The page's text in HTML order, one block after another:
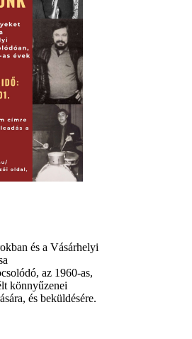
és a Vásárhelyi
az 1960-as,
könnyűzenei
és beküldésére.